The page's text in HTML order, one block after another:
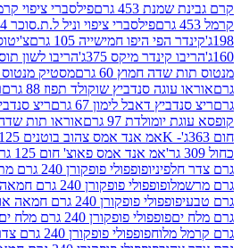
453 גרם
פילסברי ציפוי קרמל מלוח 453ג'
פילסברי ציפוי וניל ל.ת.סוכר 454ג'
ריסז
היפו חמישייה 105 גרם
צ'יטוס מק אנד
מיקס 375ג'
הריבו לשון תוססת ל. ג'לטין
חמוץ 60 גרם
סנדביץ שוקולד תפוז 88 גרם
דאבל לימון 67 גרם
ריצ סנדביץ גבינה מלוחה
97 גרם
אוראו תות שדה 97 גרם
אמ
אמ אנד אמס צהוב בוטנים 125 גר'
אמ אנד
אמ אנד אמס פאוצ' חום 125 גר' - K
פופפולי פופקורן 240 גרם מתוק מלוח
פופפולי פופקורן 240 גרם חמאה סינמה
פופקורן 240 גרם חמאה אורגני
פופפולי פופקורן 240 גרם מלח ים ופלפל
פופפולי פופקורן 240 גרם צדר לבן